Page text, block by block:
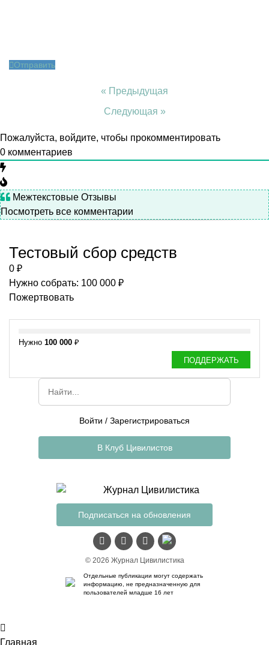
Отправить
« Предыдущая
Следующая »
Пожалуйста, войдите, чтобы прокомментировать
0 комментариев
Межтекстовые Отзывы
Посмотреть все комментарии
Тестовый сбор средств
0 ₽
Нужно собрать: 100 000 ₽
Пожертвовать
Нужно 100 000 ₽
ПОДДЕРЖАТЬ
Подписаться на обновления
© 2026 Журнал Цивилистика
Отдельные публикации могут содержать
информацию, не предназначенную для
пользователей младше 16 лет
Войти / Зарегистрироваться
В Клуб Цивилистов
Главная